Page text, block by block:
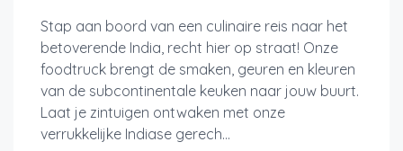
Stap aan boord van een culinaire reis naar het
betoverende India, recht hier op straat! Onze
foodtruck brengt de smaken, geuren en kleuren
van de subcontinentale keuken naar jouw buurt.
Laat je zintuigen ontwaken met onze
verrukkelijke Indiase gerech...